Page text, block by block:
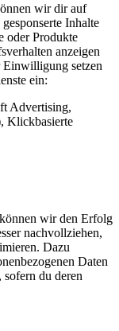
wir dir auf
Inhalte
oder Produkte
anzeigen
Einwilligung setzen
ein:
Advertising,
Klickbasierte
wir den Erfolg
nachvollziehen,
Dazu
Daten
du deren